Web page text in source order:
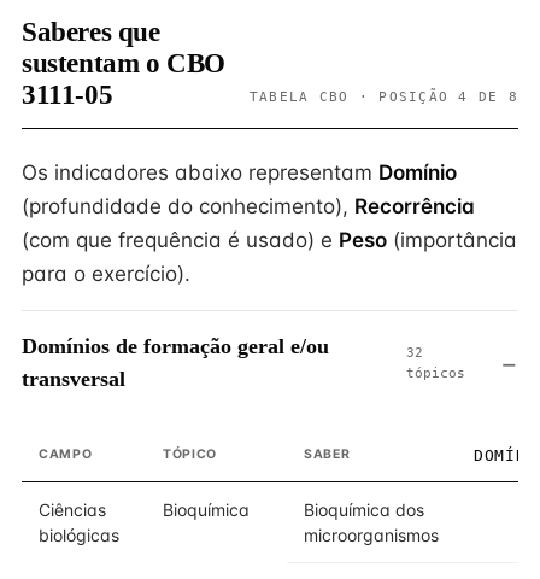
Saberes que
sustentam o CBO
3111-05
TABELA CBO · POSIÇÃO 4 DE 8
Os indicadores abaixo representam Domínio
(profundidade do conhecimento), Recorrência
(com que frequência é usado) e Peso (importância
para o exercício).
Domínios de formação geral e/ou
transversal
32
tópicos
CAMPO TÓPICO SABER
Ciências
biológicas
Bioquímica
Bioquímica dos
microorganismos